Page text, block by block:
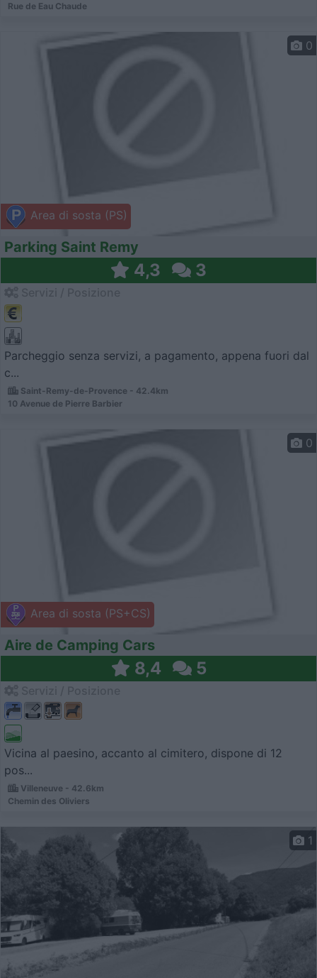
Rue de Eau Chaude
Area di sosta (PS)
0
Parking Saint Remy
4,3 3
Parcheggio senza servizi, a pagamento, appena fuori dal
c...
Saint-Remy-de-Provence - 42.4km
10 Avenue de Pierre Barbier
Area di sosta (PS+CS)
0
Aire de Camping Cars
8,4 5
Vicina al paesino, accanto al cimitero, dispone di 12
pos...
Villeneuve - 42.6km
Chemin des Oliviers
1